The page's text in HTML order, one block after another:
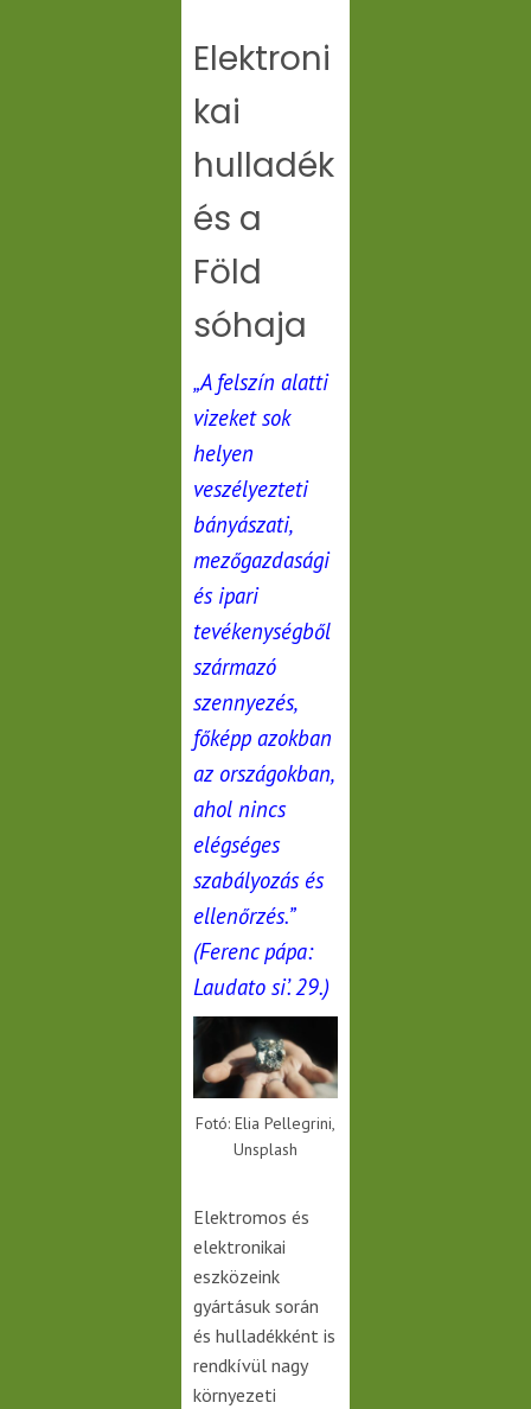
Elektroni
kai
hulladék
és a
Föld
sóhaja
„A felszín alatti
vizeket sok
helyen
veszélyezteti
bányászati,
mezőgazdasági
és ipari
tevékenységből
származó
szennyezés,
főképp azokban
az országokban,
ahol nincs
elégséges
szabályozás és
ellenőrzés.”
(Ferenc pápa:
Laudato si’. 29.)
Fotó: Elia Pellegrini,
Unsplash
Elektromos és
elektronikai
eszközeink
gyártásuk során
és hulladékként is
rendkívül nagy
környezeti